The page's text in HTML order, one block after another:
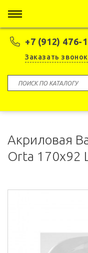
+7 (912) 476-
Заказать звонок
Акриловая
Orta 170х92